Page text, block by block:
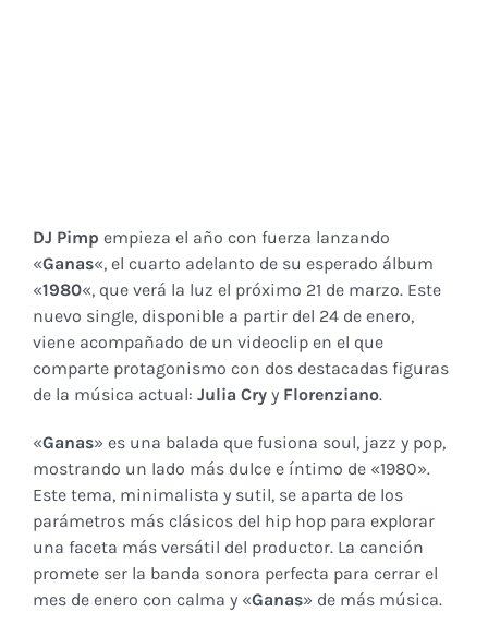
DJ Pimp empieza el año con fuerza lanzando
«Ganas«, el cuarto adelanto de su esperado álbum
«1980«, que verá la luz el próximo 21 de marzo. Este
nuevo single, disponible a partir del 24 de enero,
viene acompañado de un videoclip en el que
comparte protagonismo con dos destacadas figuras
de la música actual: Julia Cry y Florenziano.
«Ganas» es una balada que fusiona soul, jazz y pop,
mostrando un lado más dulce e íntimo de «1980».
Este tema, minimalista y sutil, se aparta de los
parámetros más clásicos del hip hop para explorar
una faceta más versátil del productor. La canción
promete ser la banda sonora perfecta para cerrar el
mes de enero con calma y «Ganas» de más música.